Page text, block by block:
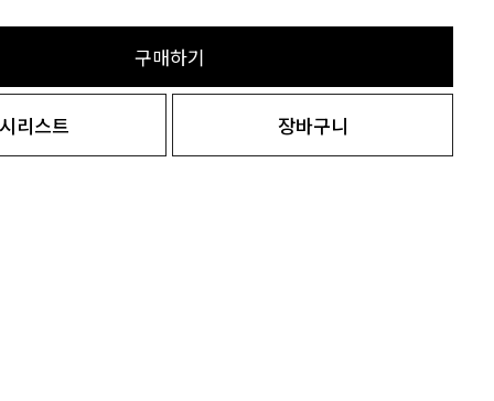
구매하기
리스트 장바구니